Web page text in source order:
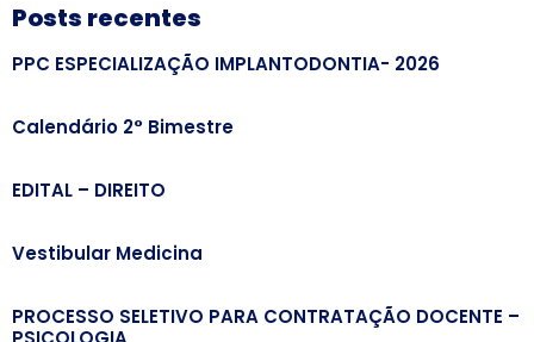
Posts recentes
PPC ESPECIALIZAÇÃO IMPLANTODONTIA- 2026
Calendário 2° Bimestre
EDITAL – DIREITO
Vestibular Medicina
PROCESSO SELETIVO PARA CONTRATAÇÃO DOCENTE –